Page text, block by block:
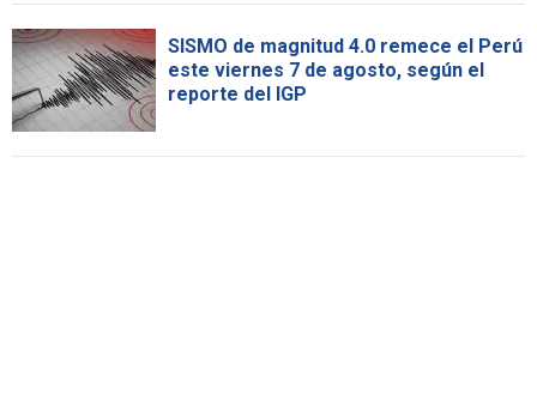
SISMO de magnitud 4.0 remece el Perú
este viernes 7 de agosto, según el
reporte del IGP